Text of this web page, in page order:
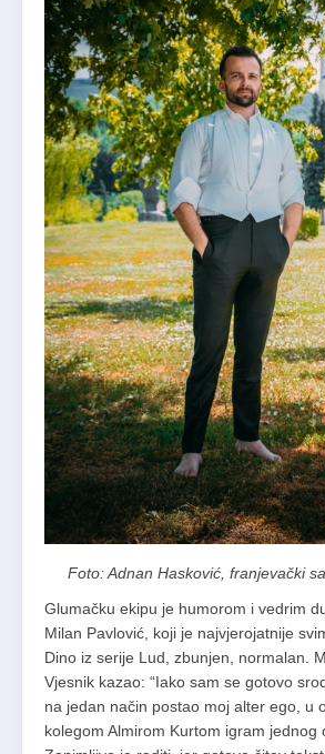
Foto: Adnan Hasković, franjevački
Glumačku ekipu je humorom i vedrim
Milan Pavlović, koji je najvjerojatnije
Dino iz serije Lud, zbunjen, normalan.
Vjesnik kazao: “Iako sam se gotovo
na jedan način postao moj alter ego, u
kolegom Almirom Kurtom igram jednog